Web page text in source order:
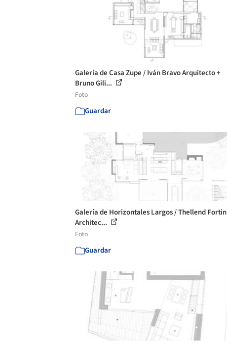
Galería de Casa Zupe / Iván Bravo Arquitecto +
Bruno Gili...
Foto
Guardar
Galería de Horizontales Largos / Thellend Fortin
Architec...
Foto
Guardar